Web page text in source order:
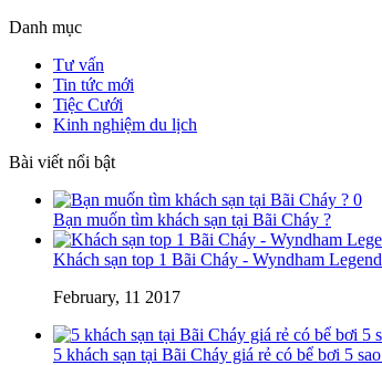
Danh mục
Tư vấn
Tin tức mới
Tiệc Cưới
Kinh nghiệm du lịch
Bài viết nổi bật
0
Bạn muốn tìm khách sạn tại Bãi Cháy ?
Khách sạn top 1 Bãi Cháy - Wyndham
February, 11 2017
5 khách sạn tại Bãi Cháy giá rẻ có bể bơi 5